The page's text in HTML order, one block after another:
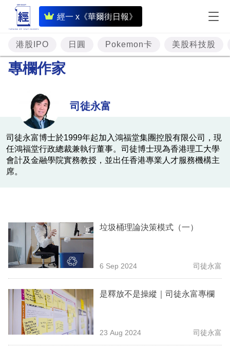
經一 x《華爾街日報》
即
時
財
經
樓
市
商
業
科
職
場
生
活
港股IPO 日圓 Pokemon卡 美股科技股
專欄作家
司徒永富
司徒永富博士於1999年起加入鴻福堂集團控股有限公司，現
任鴻福堂行政總裁兼執行董事。司徒博士現為香港理工大學
會計及金融學院實務教授，並出任香港專業人才服務機構主
席。
垃圾桶理論決策模式（一）
6 Sep 2024 司徒永富
是釋放不是操縱｜司徒永富專欄
23 Aug 2024 司徒永富